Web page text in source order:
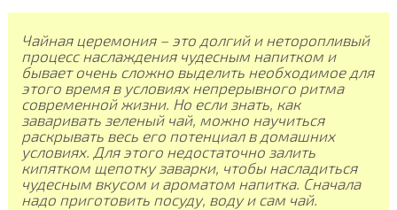
Чайная церемония – это долгий и неторопливый
процесс наслаждения чудесным напитком и
бывает очень сложно выделить необходимое для
этого время в условиях непрерывного ритма
современной жизни. Но если знать, как
заваривать зеленый чай, можно научиться
раскрывать весь его потенциал в домашних
условиях. Для этого недостаточно залить
кипятком щепотку заварки, чтобы насладиться
чудесным вкусом и ароматом напитка. Сначала
надо приготовить посуду, воду и сам чай.